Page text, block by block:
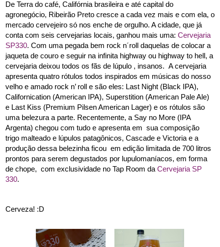
De Terra do café, Califórnia brasileira e até capital do
agronegócio, Ribeirão Preto cresce a cada vez mais e com ela, o
mercado cervejeiro só nos enche de orgulho. A cidade, que já
conta com seis cervejarias locais, ganhou mais uma: Cervejaria
SP330. Com uma pegada bem rock n´roll daquelas de colocar a
jaqueta de couro e seguir na infinita highway ou highway to hell, a
cervejaria deixou todos os fãs de lúpulo , insanos.  A cervejaria
apresenta quatro rótulos todos inspirados em músicas do nosso
velho e amado rock n’ roll e são eles: Last Night (Black IPA),
Californication (American IPA), Superstition (American Pale Ale)
e Last Kiss (Premium Pilsen American Lager) e os rótulos são
uma belezura a parte. Recentemente, a Say no More (IPA
Argenta) chegou com tudo e apresenta em  sua composição
trigo malteado e lúpulos patagônicos, Cascade e Victoria e a
produção dessa belezinha ficou  em edição limitada de 700 litros
prontos para serem degustados por lupulomaníacos, em forma
de chope,  com exclusividade no Tap Room da Cervejaria SP
330.
Cerveza! :D